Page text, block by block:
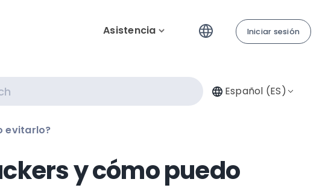
Asistencia Iniciar sesión
Español (ES)
evitarlo?
y cómo puedo